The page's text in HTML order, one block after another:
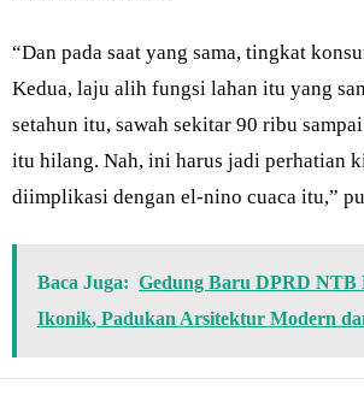
“Dan pada saat yang sama, tingkat
Kedua, laju alih fungsi lahan itu yang
setahun itu, sawah sekitar 90 ribu
itu hilang. Nah, ini harus jadi perhatian
diimplikasi dengan el-nino cuaca itu,”
Baca Juga: Gedung Baru DPRD NTB
Ikonik, Padukan Arsitektur Modern